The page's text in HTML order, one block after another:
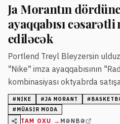
Ja Morantın
ayaqqabısı
ediləcək
Portlend Treyl Bleyzersin
"Nike" imza ayaqqabısının
kombinasiyası oktyabrda
radarını xatırladan qrafik
seçilir.
# NIKE #JA MORANT #
# MÜASIR MODA
TAM OXU → MƏNBƏ